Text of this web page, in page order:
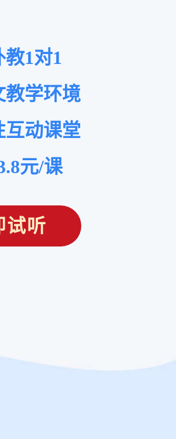
1对1
教学环境
互动课堂
元/课
试听